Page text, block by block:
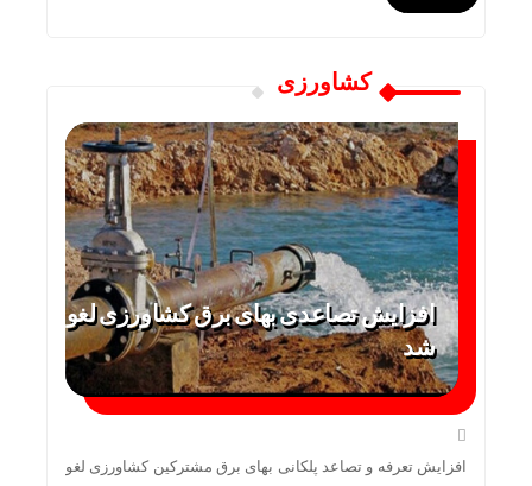
کشاورزی
افزایش تصاعدی بهای برق کشاورزی لغو
شد
افزایش تعرفه و تصاعد پلکانی بهای برق مشترکین کشاورزی لغو